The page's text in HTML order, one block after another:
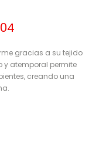
gracias a su tejido
y atemporal permite
creando una